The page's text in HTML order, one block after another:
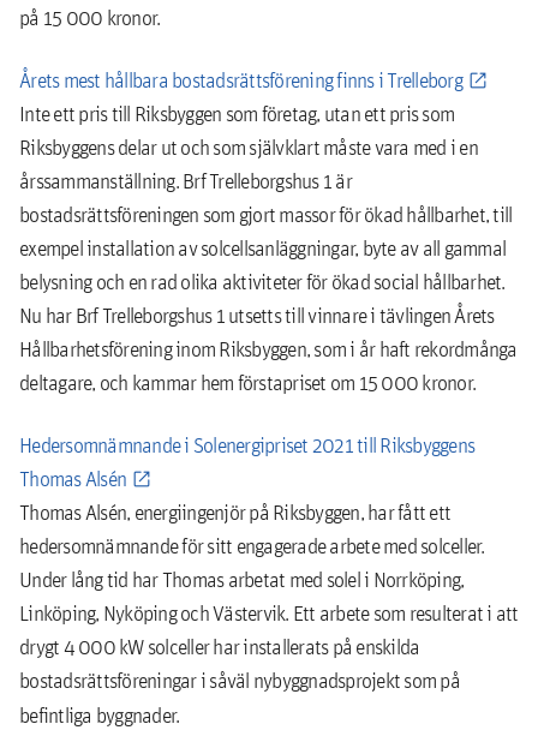
på 15 000 kronor.
Årets mest hållbara bostadsrättsförening finns i Trelleborg
Inte ett pris till Riksbyggen som företag, utan ett pris som
Riksbyggens delar ut och som självklart måste vara med i en
årssammanställning. Brf Trelleborgshus 1 är
bostadsrättsföreningen som gjort massor för ökad hållbarhet, till
exempel installation av solcellsanläggningar, byte av all gammal
belysning och en rad olika aktiviteter för ökad social hållbarhet.
Nu har Brf Trelleborgshus 1 utsetts till vinnare i tävlingen Årets
Hållbarhetsförening inom Riksbyggen, som i år haft rekordmånga
deltagare, och kammar hem förstapriset om 15 000 kronor.
Hedersomnämnande i Solenergipriset 2021 till Riksbyggens
Thomas Alsén
Thomas Alsén, energiingenjör på Riksbyggen, har fått ett
hedersomnämnande för sitt engagerade arbete med solceller.
Under lång tid har Thomas arbetat med solel i Norrköping,
Linköping, Nyköping och Västervik. Ett arbete som resulterat i att
drygt 4 000 kW solceller har installerats på enskilda
bostadsrättsföreningar i såväl nybyggnadsprojekt som på
befintliga byggnader.